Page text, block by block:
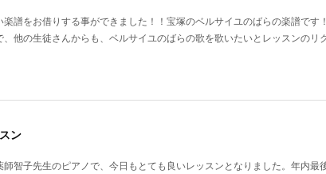
譜をお借りする事ができました！！宝塚のベルサイユのばらの楽譜です
他の生徒さんからも、ベルサイユのばらの歌を歌いたいとレッスンの
ン
智子先生のピアノで、今日もとても良いレッスンとなりました。年内最